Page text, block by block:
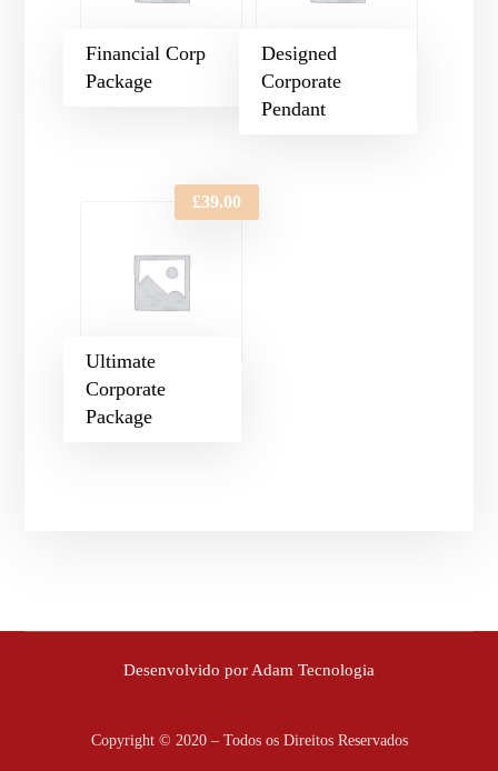
Financial Corp
Package
Designed
Corporate
Pendant
Ultimate
Corporate
Package
£39.00
Desenvolvido por Adam Tecnologia
Copyright © 2020 – Todos os Direitos Reservados